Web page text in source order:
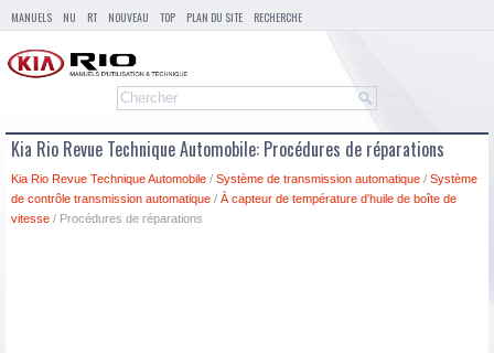
MANUELS NU RT NOUVEAU TOP PLAN DU SITE RECHERCHE
Kia Rio Revue Technique Automobile: Procédures de réparations
Kia Rio Revue Technique Automobile / Système de transmission automatique / Système
de contrôle transmission automatique / À capteur de température d′huile de boîte de
vitesse / Procédures de réparations